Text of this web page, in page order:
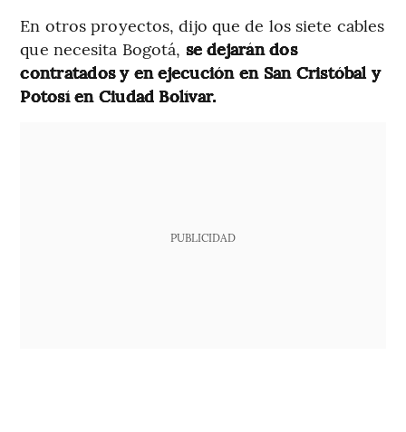
En otros proyectos, dijo que de los siete cables
que necesita Bogotá, se dejarán dos
contratados y en ejecución en San Cristóbal y
Potosí en Ciudad Bolívar.
PUBLICIDAD